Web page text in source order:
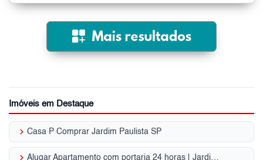
Imóveis em Destaque
keyboard_arrow_right Casa P Comprar Jardim Paulista SP
Alugar Apartamento com portaria 24 horas | Jardim Paulista